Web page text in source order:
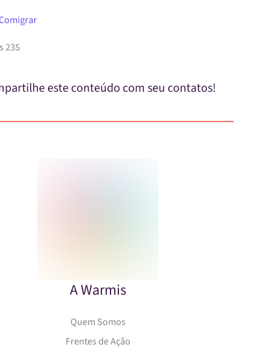
235
este conteúdo com seu contatos!
A Warmis
Quem Somos
Frentes de Ação